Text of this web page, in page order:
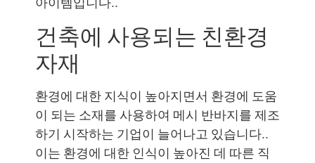
건축에 사용되는 친환경
자재
환경에 대한 지식이 높아지면서 환경에 도움
이 되는 소재를 사용하여 메시 반바지를 제조
하기 시작하는 기업이 늘어나고 있습니다..
이는 환경에 대한 인식이 높아진 데 따른 직